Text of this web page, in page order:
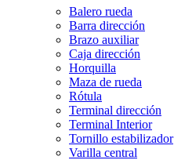
Balero rueda
Barra dirección
Brazo auxiliar
Caja dirección
Horquilla
Maza de rueda
Rótula
Terminal dirección
Terminal Interior
Tornillo estabilizador
Varilla central